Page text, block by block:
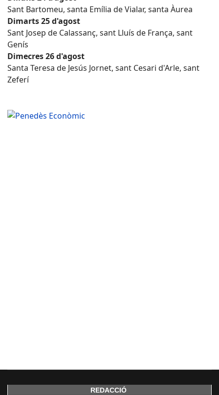
Sant Bartomeu, santa Emília de Vialar, santa Àurea
Dimarts 25 d'agost
Sant Josep de Calassanç, sant Lluís de França, sant
Genís
Dimecres 26 d'agost
Santa Teresa de Jesús Jornet, sant Cesari d'Arle, sant
Zeferí
REDACCIÓ